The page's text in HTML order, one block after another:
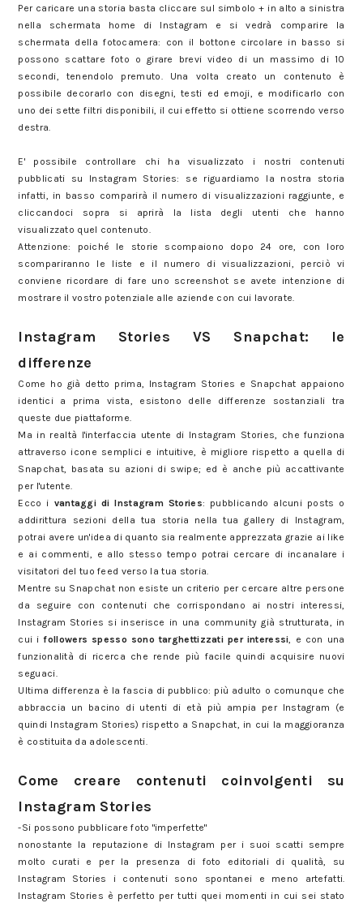
Per caricare una storia basta cliccare sul simbolo + in alto a sinistra
nella schermata home di Instagram e si vedrà comparire la
schermata della fotocamera: con il bottone circolare in basso si
possono scattare foto o girare brevi video di un massimo di 10
secondi, tenendolo premuto. Una volta creato un contenuto è
possibile decorarlo con disegni, testi ed emoji, e modificarlo con
uno dei sette filtri disponibili, il cui effetto si ottiene scorrendo verso
destra.
E' possibile controllare chi ha visualizzato i nostri contenuti
pubblicati su Instagram Stories: se riguardiamo la nostra storia
infatti, in basso comparirà il numero di visualizzazioni raggiunte, e
cliccandoci sopra si aprirà la lista degli utenti che hanno
visualizzato quel contenuto.
Attenzione: poiché le storie scompaiono dopo 24 ore, con loro
scompariranno le liste e il numero di visualizzazioni, perciò vi
conviene ricordare di fare uno screenshot se avete intenzione di
mostrare il vostro potenziale alle aziende con cui lavorate.
Instagram Stories VS Snapchat: le
differenze
Come ho già detto prima, Instagram Stories e Snapchat appaiono
identici a prima vista, esistono delle differenze sostanziali tra
queste due piattaforme.
Ma in realtà l'interfaccia utente di Instagram Stories, che funziona
attraverso icone semplici e intuitive, è migliore rispetto a quella di
Snapchat, basata su azioni di swipe; ed è anche più accattivante
per l'utente.
Ecco i vantaggi di Instagram Stories: pubblicando alcuni posts o
addirittura sezioni della tua storia nella tua gallery di Instagram,
potrai avere un'idea di quanto sia realmente apprezzata grazie ai like
e ai commenti, e allo stesso tempo potrai cercare di incanalare i
visitatori del tuo feed verso la tua storia.
Mentre su Snapchat non esiste un criterio per cercare altre persone
da seguire con contenuti che corrispondano ai nostri interessi,
Instagram Stories si inserisce in una community già strutturata, in
cui ifollowers spesso sono targhettizzati per interessi, e con una
funzionalità di ricerca che rende più facile quindi acquisire nuovi
seguaci.
Ultima differenza è la fascia di pubblico: più adulto o comunque che
abbraccia un bacino di utenti di età più ampia per Instagram (e
quindi Instagram Stories) rispetto a Snapchat, in cui la maggioranza
è costituita da adolescenti.
Come creare contenuti coinvolgenti su
Instagram Stories
-Si possono pubblicare foto "imperfette"
nonostante la reputazione di Instagram per i suoi scatti sempre
molto curati e per la presenza di foto editoriali di qualità, su
Instagram Stories i contenuti sono spontanei e meno artefatti.
Instagram Stories è perfetto per tutti quei momenti in cui sei stato